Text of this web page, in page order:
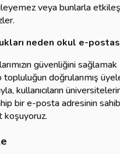
veya bunlarla
neden okul e-
güvenliğini
topluluğun doğrulanmış
kullanıcıların
bir e-posta adresinin
koşuyoruz.